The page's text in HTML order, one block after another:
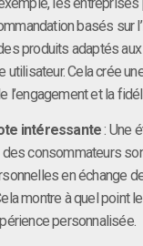
basés sur
produits adaptés
utilisateur. Cela crée
l’engagement et la
intéressante: Une
des consommateurs
en échange
montre à quel point
personnalisée.